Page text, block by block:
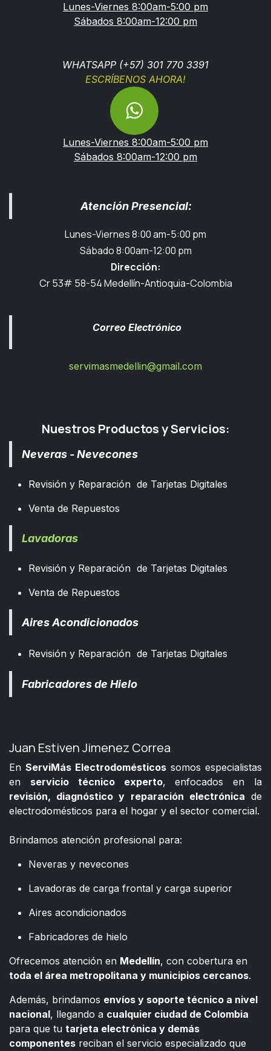
Lunes-Viernes 8:00am-5:00 pm
Sábados 8:00am-12:00 pm
WHATSAPP (+57) 301 770 3391
ESCRÍBENOS AHORA!
Lunes-Viernes 8:00am-5:00 pm
Sábados 8:00am-12:00 pm
Atención Presencial:
Lunes-Viernes 8:00 am-5:00 pm
Sábado 8:00am-12:00 pm
Dirección:
Cr 53# 58-54 Medellín-Antioquia-Colombia
Correo Electrónico
servimasmedellin@gmail.com
Nuestros Productos y Servicios:
Neveras - Nevecones
Revisión y Reparación de Tarjetas Digitales
Venta de Repuestos
Lavadoras
Revisión y Reparación de Tarjetas Digitales
Venta de Repuestos
Aires Acondicionados
Revisión y Reparación de Tarjetas Digitales
Fabricadores de Hielo
Juan Estiven Jimenez Correa
En ServiMás Electrodomésticos somos especialistas
en servicio técnico experto, enfocados en la
revisión, diagnóstico y reparación electrónica de
electrodomésticos para el hogar y el sector comercial.
Brindamos atención profesional para:
Neveras y nevecones
Lavadoras de carga frontal y carga superior
Aires acondicionados
Fabricadores de hielo
Ofrecemos atención en Medellín, con cobertura en
toda el área metropolitana y municipios cercanos.
Además, brindamos envíos y soporte técnico a nivel
nacional, llegando a cualquier ciudad de Colombia
para que tu tarjeta electrónica y demás
componentes reciban el servicio especializado que